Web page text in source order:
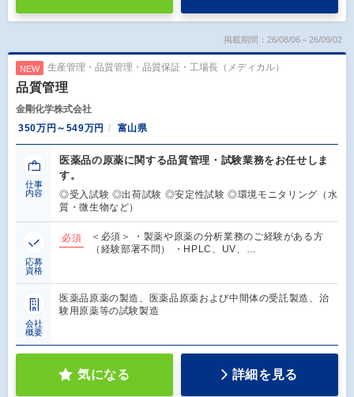
掲載期間：26/08/06～26/09/02
NEW 生産管理・品質管理・品質保証・工場長（メディカル）
品質管理
金剛化学株式会社
350万円～549万円
富山県
仕事
内容
医薬品の原薬に関する品質管理・試験業務をお任せしま
す。
◎受入試験 ◎出荷試験 ◎安定性試験 ◎環境モニタリング（水
質・微生物など）
応募
資格
必須
＜必須＞ ・製薬や原薬の分析業務のご経験がある方
（経験部署不問） ・HPLC、UV、…
会社
概要
医薬品原薬の製造、医薬品原薬および中間体の受託製造、治
験用原薬等の試験製造
気になる 詳細を見る